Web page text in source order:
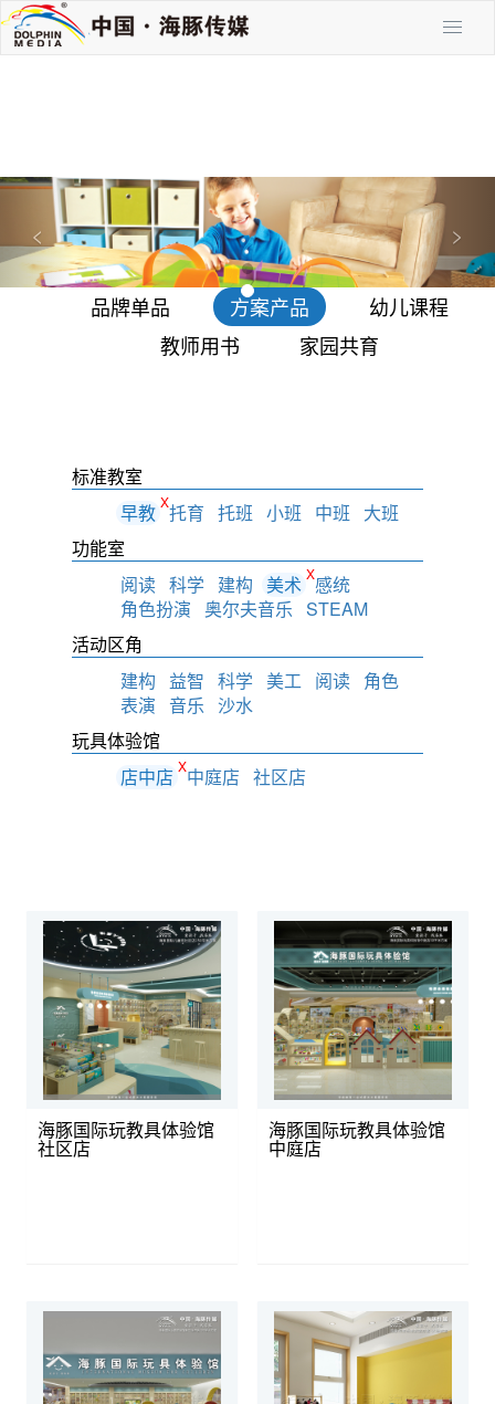
<
P
e
v
>
x
t
品牌单品 方案产品
幼儿课程
教师用书
家园共育
标准教室
早教 X托育 托班 小班 中班
大班
功能室
阅读 科学 建构 美术 X感统
角色扮演
奥尔夫音乐 STEAM
活动区角
建构
益智 科学 美工 阅读 角色
表演 音乐 沙水
玩具体验馆
店中店 X中庭店 社区店
海豚国际玩教具体验馆
社区店
海豚国际玩教具体验馆
中庭店